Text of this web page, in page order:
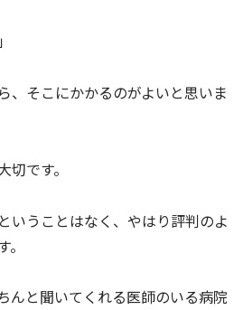
、そこにかかるのがよいと思いま
です。
いうことはなく、やはり評判のよ
んと聞いてくれる医師のいる病院